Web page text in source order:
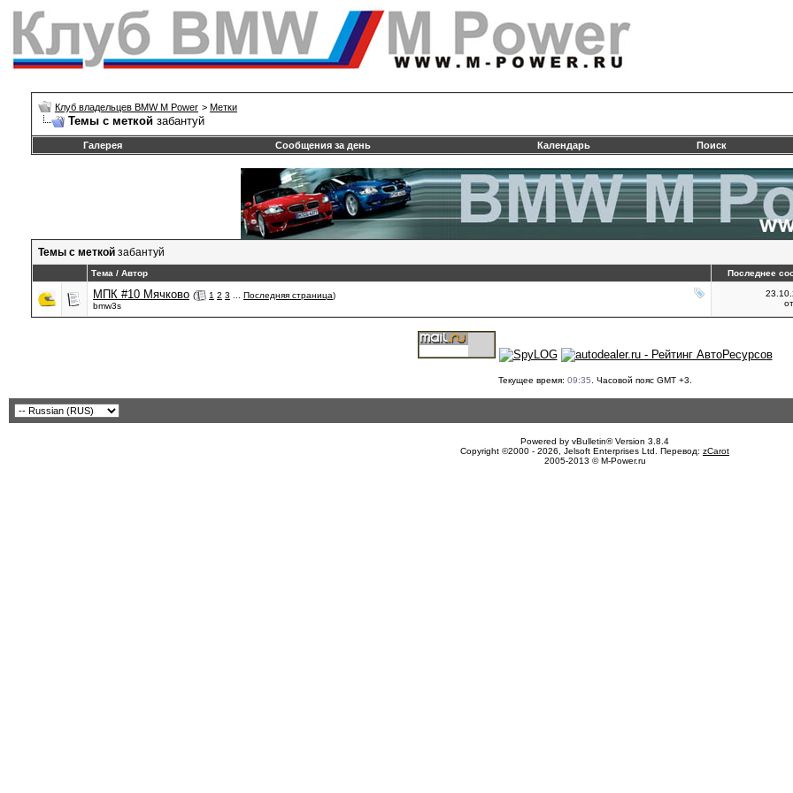
Клуб владельцев BMW M Power > Метки
Темы с меткой забантуй
Галерея Сообщения за день Календарь Поиск
Темы с меткой забантуй
Тема / Автор Последнее
МПК #10 Мячково ( 1 2 3 Последняя страница)
bmw3s
от
Текущее время: 09:35 . Часовой пояс GMT +3.
Powered by vBulletin® Version 3.8.4
Copyright ©2000 - 2026, Jelsoft Enterprises Ltd. Перевод: zCarot
2005-2013 © M-Power.ru